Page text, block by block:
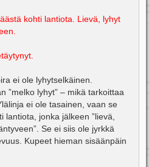
kohti lantiota. Lievä, lyhyt
ei ole lyhytselkäinen.
”melko lyhyt” – mikä tarkoittaa
ei ole tasainen, vaan se
jonka jälkeen ”lievä,
Se ei siis ole jyrkkä
Kupeet hieman sisäänpäin